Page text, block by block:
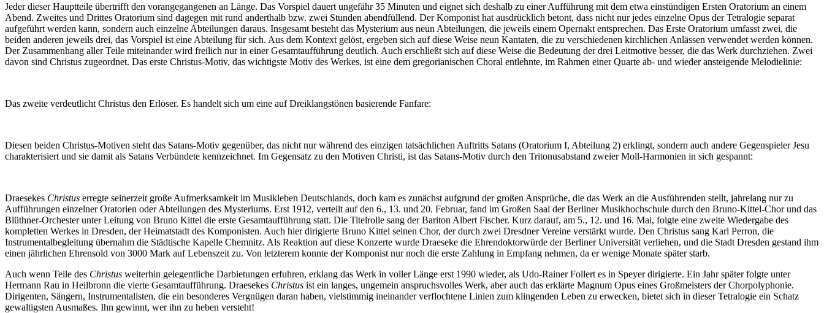
Jeder dieser Hauptteile übertrifft den vorangegangenen an Länge. Das Vorspiel dauert ungefähr 35 Minuten und eignet sich deshalb zu einer Aufführung mit dem etwa einstündigen Ersten Oratorium an einem
Abend. Zweites und Drittes Oratorium sind dagegen mit rund anderthalb bzw. zwei Stunden abendfüllend. Der Komponist hat ausdrücklich betont, dass nicht nur jedes einzelne Opus der Tetralogie separat
aufgeführt werden kann, sondern auch einzelne Abteilungen daraus. Insgesamt besteht das Mysterium aus neun Abteilungen, die jeweils einem Opernakt entsprechen. Das Erste Oratorium umfasst zwei, die
beiden anderen jeweils drei, das Vorspiel ist eine Abteilung für sich. Aus dem Kontext gelöst, ergeben sich auf diese Weise neun Kantaten, die zu verschiedenen kirchlichen Anlässen verwendet werden können.
Der Zusammenhang aller Teile miteinander wird freilich nur in einer Gesamtaufführung deutlich. Auch erschließt sich auf diese Weise die Bedeutung der drei Leitmotive besser, die das Werk durchziehen. Zwei
davon sind Christus zugeordnet. Das erste Christus-Motiv, das wichtigste Motiv des Werkes, ist eine dem gregorianischen Choral entlehnte, im Rahmen einer Quarte ab- und wieder ansteigende Melodielinie:
Das zweite verdeutlicht Christus den Erlöser. Es handelt sich um eine auf Dreiklangstönen basierende Fanfare:
Diesen beiden Christus-Motiven steht das Satans-Motiv gegenüber, das nicht nur während des einzigen tatsächlichen Auftritts Satans (Oratorium I, Abteilung 2) erklingt, sondern auch andere Gegenspieler Jesu
charakterisiert und sie damit als Satans Verbündete kennzeichnet. Im Gegensatz zu den Motiven Christi, ist das Satans-Motiv durch den Tritonusabstand zweier Moll-Harmonien in sich gespannt:
Draesekes Christus erregte seinerzeit große Aufmerksamkeit im Musikleben Deutschlands, doch kam es zunächst aufgrund der großen Ansprüche, die das Werk an die Ausführenden stellt, jahrelang nur zu
Aufführungen einzelner Oratorien oder Abteilungen des Mysteriums. Erst 1912, verteilt auf den 6., 13. und 20. Februar, fand im Großen Saal der Berliner Musikhochschule durch den Bruno-Kittel-Chor und das
Blüthner-Orchester unter Leitung von Bruno Kittel die erste Gesamtaufführung statt. Die Titelrolle sang der Bariton Albert Fischer. Kurz darauf, am 5., 12. und 16. Mai, folgte eine zweite Wiedergabe des
kompletten Werkes in Dresden, der Heimatstadt des Komponisten. Auch hier dirigierte Bruno Kittel seinen Chor, der durch zwei Dresdner Vereine verstärkt wurde. Den Christus sang Karl Perron, die
Instrumentalbegleitung übernahm die Städtische Kapelle Chemnitz. Als Reaktion auf diese Konzerte wurde Draeseke die Ehrendoktorwürde der Berliner Universität verliehen, und die Stadt Dresden gestand ihm
einen jährlichen Ehrensold von 3000 Mark auf Lebenszeit zu. Von letzterem konnte der Komponist nur noch die erste Zahlung in Empfang nehmen, da er wenige Monate später starb.
Auch wenn Teile des Christus weiterhin gelegentliche Darbietungen erfuhren, erklang das Werk in voller Länge erst 1990 wieder, als Udo-Rainer Follert es in Speyer dirigierte. Ein Jahr später folgte unter
Hermann Rau in Heilbronn die vierte Gesamtaufführung. Draesekes Christus ist ein langes, ungemein anspruchsvolles Werk, aber auch das erklärte Magnum Opus eines Großmeisters der Chorpolyphonie.
Dirigenten, Sängern, Instrumentalisten, die ein besonderes Vergnügen daran haben, vielstimmig ineinander verflochtene Linien zum klingenden Leben zu erwecken, bietet sich in dieser Tetralogie ein Schatz
gewaltigsten Ausmaßes. Ihn gewinnt, wer ihn zu heben versteht!